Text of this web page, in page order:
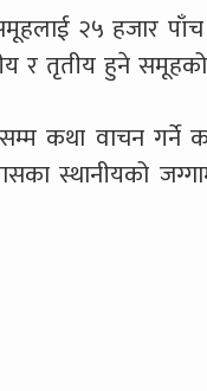
समूहलाई २५ हजार
र तृतीय हुने
कथा वाचन गर्ने
स्थानीयको